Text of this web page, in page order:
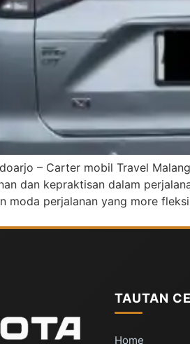
– Carter mobil Travel
dan kepraktisan dalam
moda perjalanan yang more
TAUTAN
Home